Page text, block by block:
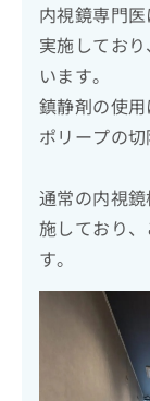
内視鏡専門
実施してお
います。
鎮静剤の使
ポリープの切
通常の内視
施しており
す。